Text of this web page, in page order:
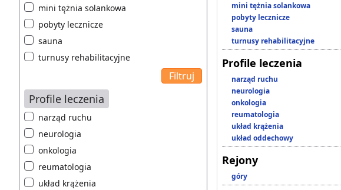
mini tężnia solankowa
pobyty lecznicze
sauna
turnusy rehabilitacyjne
Profile leczenia
narząd ruchu
neurologia
onkologia
reumatologia
układ krążenia
mini tężnia solankowa
pobyty lecznicze
sauna
turnusy rehabilitacyjne
Profile leczenia
narząd ruchu
neurologia
onkologia
reumatologia
układ krążenia
układ oddechowy
Rejony
góry